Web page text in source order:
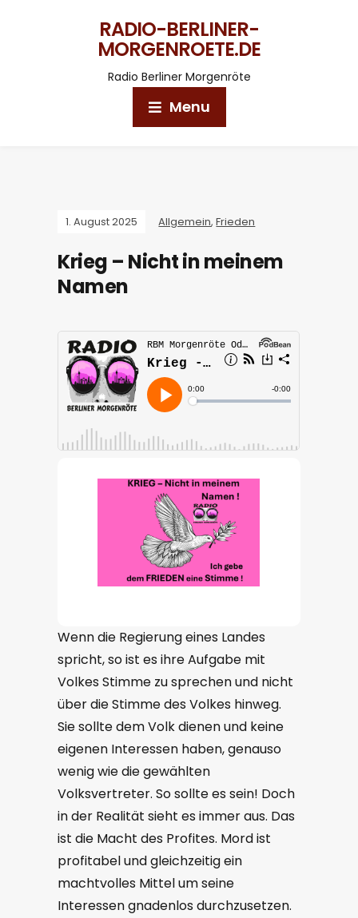
RADIO-BERLINER-
MORGENROETE.DE
Radio Berliner Morgenröte
Menu
1. August 2025 Allgemein,Frieden
Krieg – Nicht in meinem
Namen
Wenn die Regierung eines Landes
spricht, so ist es ihre Aufgabe mit
Volkes Stimme zu sprechen und nicht
über die Stimme des Volkes hinweg.
Sie sollte dem Volk dienen und keine
eigenen Interessen haben, genauso
wenig wie die gewählten
Volksvertreter. So sollte es sein! Doch
in der Realität sieht es immer aus. Das
ist die Macht des Profites. Mord ist
profitabel und gleichzeitig ein
machtvolles Mittel um seine
Interessen gnadenlos durchzusetzen.